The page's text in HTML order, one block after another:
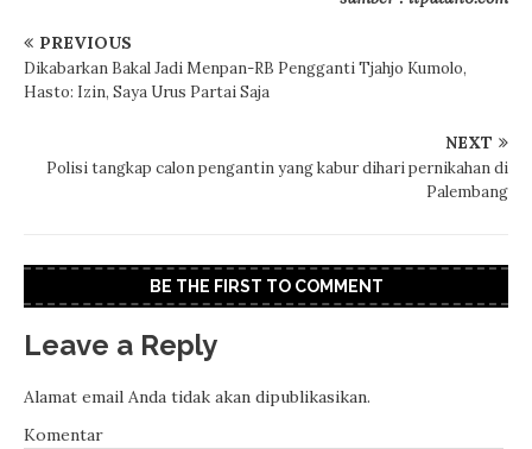
PREVIOUS
Dikabarkan Bakal Jadi Menpan-RB Pengganti Tjahjo Kumolo,
Hasto: Izin, Saya Urus Partai Saja
NEXT
Polisi tangkap calon pengantin yang kabur dihari pernikahan di
Palembang
BE THE FIRST TO COMMENT
Leave a Reply
Alamat email Anda tidak akan dipublikasikan.
Komentar